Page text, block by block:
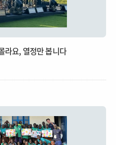
라요, 열정만 봅니다